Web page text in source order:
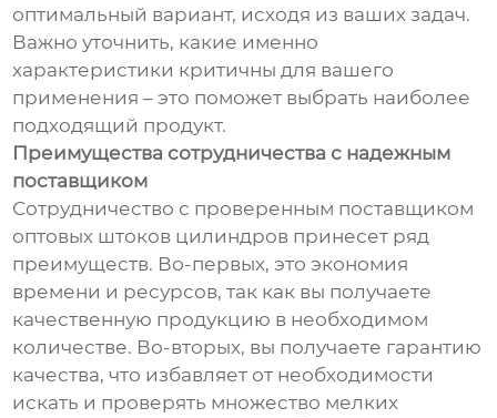
оптимальный вариант, исходя из ваших задач.
Важно уточнить, какие именно
характеристики критичны для вашего
применения – это поможет выбрать наиболее
подходящий продукт.
Преимущества сотрудничества с надежным
поставщиком
Сотрудничество с проверенным поставщиком
оптовых штоков цилиндров принесет ряд
преимуществ. Во-первых, это экономия
времени и ресурсов, так как вы получаете
качественную продукцию в необходимом
количестве. Во-вторых, вы получаете гарантию
качества, что избавляет от необходимости
искать и проверять множество мелких